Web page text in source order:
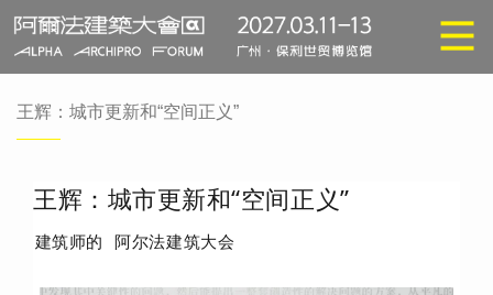
王辉：城市更新和“空间正义”
王辉：城市更新和“空间正义”
建筑师的 阿尔法建筑大会